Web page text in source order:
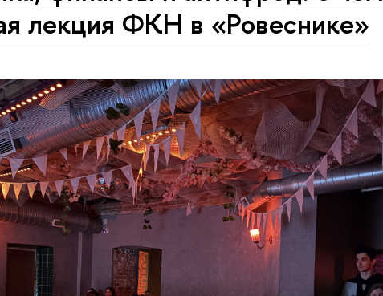
лекция ФКН в «Ровеснике»